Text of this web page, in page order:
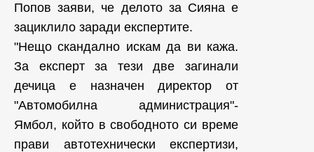
Попов заяви, че делото за Сияна е
зациклило заради експертите.
"Нещо скандално искам да ви кажа.
За експерт за тези две загинали
дечица е назначен директор от
"Автомобилна администрация"-
Ямбол, който в свободното си време
прави автотехнически експертизи,